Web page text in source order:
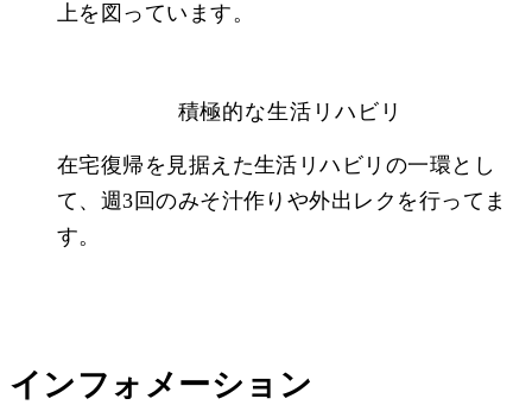
上を図っています。
積極的な生活リハビリ
在宅復帰を見据えた生活リハビリの一環とし
て、週3回のみそ汁作りや外出レクを行ってま
す。
インフォメーション